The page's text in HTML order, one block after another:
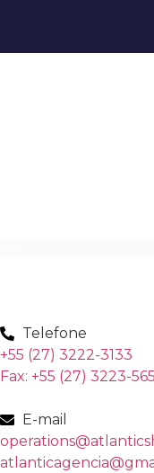
Telefone
+55 (27) 3222-3133
Fax: +55 (27) 3223-
E-mail